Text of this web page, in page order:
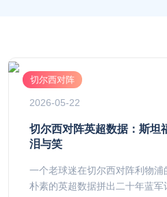
切尔西对阵
2026-05-22
切尔西对阵英超数据：斯坦
泪与笑
一个老球迷在切尔西对阵利物浦
朴素的英超数据拼出二十年蓝军